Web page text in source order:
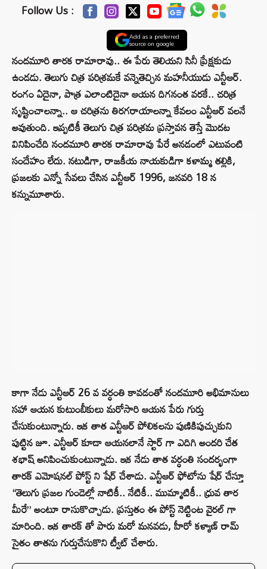
Follow Us :
Add as a preferred
source on google
నందమూరి తారక రామారావు.. ఈ పేరు తెలియని సినీ ప్రేక్షకుడు
ఉండడు. తెలుగు చిత్ర పరిశ్రమకే వన్నెతెచ్చిన మహనీయుడు ఎన్టీఆర్.
రంగం ఏదైనా, పాత్ర ఎలాంటిదైనా ఆయన దిగనంత వరకే.. చరిత్ర
సృష్టించాలన్నా.. ఆ చరిత్రను తిరగరాయాలన్నా కేవలం ఎన్టీఆర్ వలనే
అవుతుంది. ఇప్పటికీ తెలుగు చిత్ర పరిశ్రమ ప్రస్తావన తెస్తే మొదట
వినిపించేది నందమూరి తారక రామారావు పేరే అనడంలో ఎటువంటి
సందేహం లేదు. నటుడిగా, రాజకీయ నాయకుడిగా కళామ్మ తల్లికి,
ప్రజలకు ఎన్నో సేవలు చేసిన ఎన్టీఆర్ 1996, జనవరి 18 న
కన్నుమూశారు.
కాగా నేడు ఎన్టీఆర్ 26 వ వర్ధంతి కావడంతో నందమూరి అభిమానులు
సహా ఆయన కుటుంబీకులు మరోసారి ఆయన పేరు గుర్తు
చేసుకుంటున్నారు. ఇక తాత ఎన్టీఆర్ పోలికలను పుణికిపుచ్చుకుని
పుట్టిన జూ. ఎన్టీఆర్ కూడా ఆయనలానే స్టార్ గా ఎదిగి అందరి చేత
శభాష్ అనిపించుకుంటున్నాడు. ఇక నేడు తాత వర్ధంతి సందర్భంగా
తారక్ ఎమోషనల్ పోస్ట్ ని షేర్ చేశాడు. ఎన్టీఆర్ ఫోటోను షేర్ చేస్తూ
“తెలుగు ప్రజల గుండెల్లో నాటికీ.. నేటికీ.. ముమ్మాటికీ.. ధ్రువ తార
మీరే” అంటూ రాసుకొచ్చాడు. ప్రస్తుతం ఈ పోస్ట్ నెట్టింట వైరల్ గా
మారింది. ఇక తారక్ తో పారు మరో మనవడు, హీరో కళ్యాణ్ రామ్
సైతం తాతను గుర్తుచేసుకొని ట్వీట్ చేశారు.